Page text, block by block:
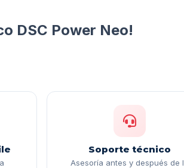
DSC Power Neo!
Soporte técnico
Asesoría antes y después de